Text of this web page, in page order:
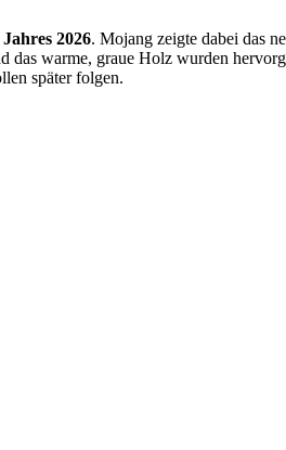
2026. Mojang zeigte dabei das
das warme, graue Holz wurden
später folgen.